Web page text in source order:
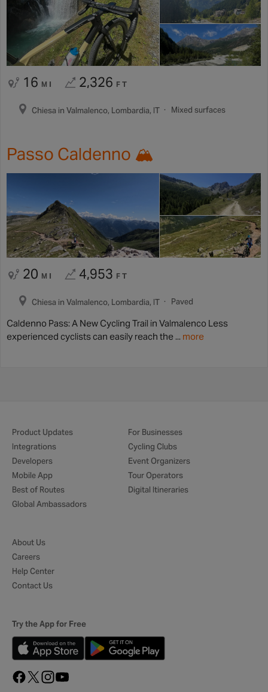
16 MI 2,326 FT
Chiesa in Valmalenco, Lombardia, IT Mixed surfaces
Passo Caldenno 🏔️
20 MI 4,953 FT
Chiesa in Valmalenco, Lombardia, IT Paved
Caldenno Pass: A New Cycling Trail in Valmalenco Less
experienced cyclists can easily reach the ... more
Product Updates
Integrations
Developers
Mobile App
Best of Routes
Global Ambassadors
For Businesses
Cycling Clubs
Event Organizers
Tour Operators
Digital Itineraries
About Us
Careers
Help Center
Contact Us
Try the App for Free